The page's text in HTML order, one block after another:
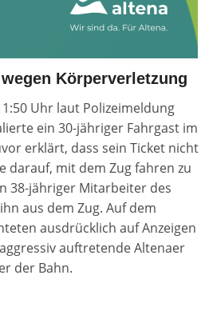
Körperverletzung
Uhr laut Polizeimeldung
ein 30-jähriger Fahrgast im
erklärt, dass sein Ticket nicht
darauf, mit dem Zug fahren zu
38-jähriger Mitarbeiter des
aus dem Zug. Auf dem
ausdrücklich auf Anzeigen
auftretende Altenaer
der Bahn.